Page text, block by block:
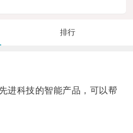
排行
科技的智能产品，可以帮